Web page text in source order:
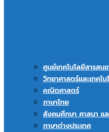
ศูนย์เทคโนโลยีสารสน
วิทยาศาสตร์และเทคโน
คณิตศาสตร์
ภาษาไทย
สังคมศึกษา ศาสนา แ
ภาษาต่างประเทศ